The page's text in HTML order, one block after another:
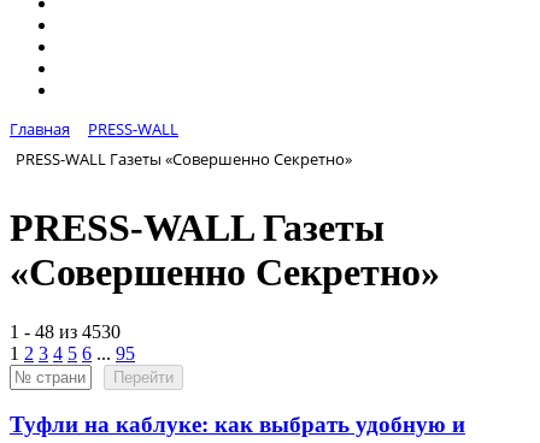
Главная
PRESS-WALL
PRESS-WALL Газеты «Совершенно Секретно»
PRESS-WALL Газеты
«Совершенно Секретно»
1 - 48 из 4530
1 2 3 4 5 6 ... 95
Перейти
Туфли на каблуке: как выбрать удобную и